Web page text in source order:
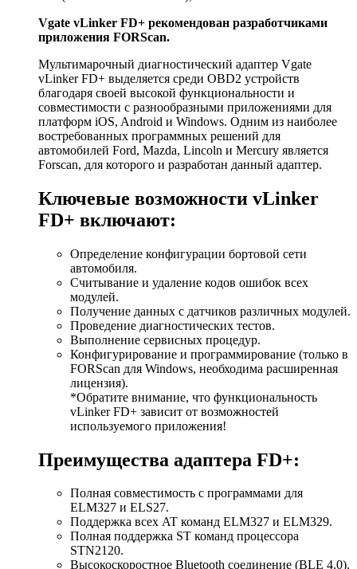
Vgate vLinker FD+ рекомендован разработчиками
приложения FORScan.
Мультимарочный диагностический адаптер Vgate
vLinker FD+ выделяется среди OBD2 устройств
благодаря своей высокой функциональности и
совместимости с разнообразными приложениями для
платформ iOS, Android и Windows. Одним из наиболее
востребованных программных решений для
автомобилей Ford, Mazda, Lincoln и Mercury является
Forscan, для которого и разработан данный адаптер.
Ключевые возможности vLinker
FD+ включают:
Определение конфигурации бортовой сети
автомобиля.
Считывание и удаление кодов ошибок всех
модулей.
Получение данных с датчиков различных модулей.
Проведение диагностических тестов.
Выполнение сервисных процедур.
Конфигурирование и программирование (только в
FORScan для Windows, необходима расширенная
лицензия).
*Обратите внимание, что функциональность
vLinker FD+ зависит от возможностей
используемого приложения!
Преимущества адаптера FD+:
Полная совместимость с программами для
ELM327 и ELS27.
Поддержка всех AT команд ELM327 и ELM329.
Полная поддержка ST команд процессора
STN2120.
Высокоскоростное Bluetooth соединение (BLE 4.0).